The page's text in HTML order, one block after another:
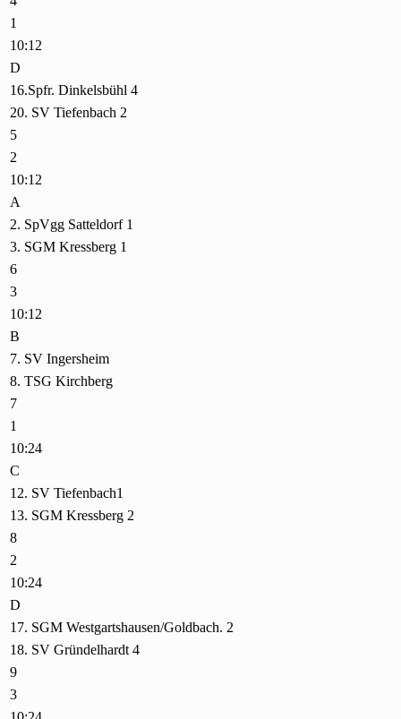
1
10:12
D
16.Spfr. Dinkelsbühl 4
20. SV Tiefenbach 2
5
2
10:12
A
2. SpVgg Satteldorf 1
3. SGM Kressberg 1
6
3
10:12
B
7. SV Ingersheim
8. TSG Kirchberg
7
1
10:24
C
12. SV Tiefenbach1
13. SGM Kressberg 2
8
2
10:24
D
17. SGM Westgartshausen/Goldbach. 2
18. SV Gründelhardt 4
9
3